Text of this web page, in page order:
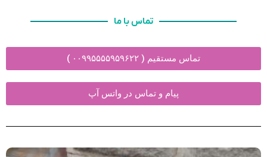
تماس با ما
تماس مستقیم ( ۰۰۹۹۵۵۵۵۹۵۹۶۲۲ )
پیام و تماس در واتس آپ